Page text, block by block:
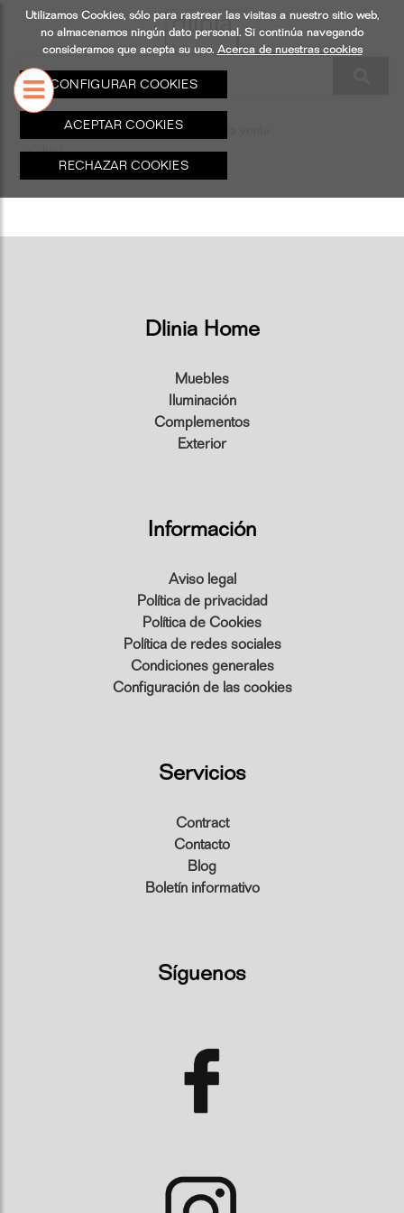
Utilizamos Cookies, sólo para rastrear las visitas a nuestro sitio web,
no almacenamos ningún dato personal. Si continúa navegando
consideramos que acepta su uso. Acerca de nuestras cookies
CONFIGURAR COOKIES
ACEPTAR COOKIES
RECHAZAR COOKIES
ILUMINACIÓN COMPLEMENTOS
Este producto no existe o no está a la venta
Volver
Dlinia Home
Muebles
Iluminación
Complementos
Exterior
Información
Aviso legal
Política de privacidad
Política de Cookies
Política de redes sociales
Condiciones generales
Configuración de las cookies
Servicios
Contract
Contacto
Blog
Boletín informativo
Síguenos